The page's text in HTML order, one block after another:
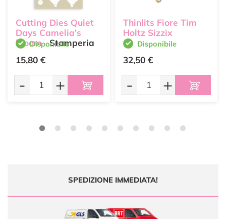
Cutting Dies Quiet
Days Camelia's
bloom Stamperia
Disponibile
15,80 €
- +
Thinlits Fiore Tim
Holtz Sizzix
Disponibile
32,50 €
- +
SPEDIZIONE IMMEDIATA!